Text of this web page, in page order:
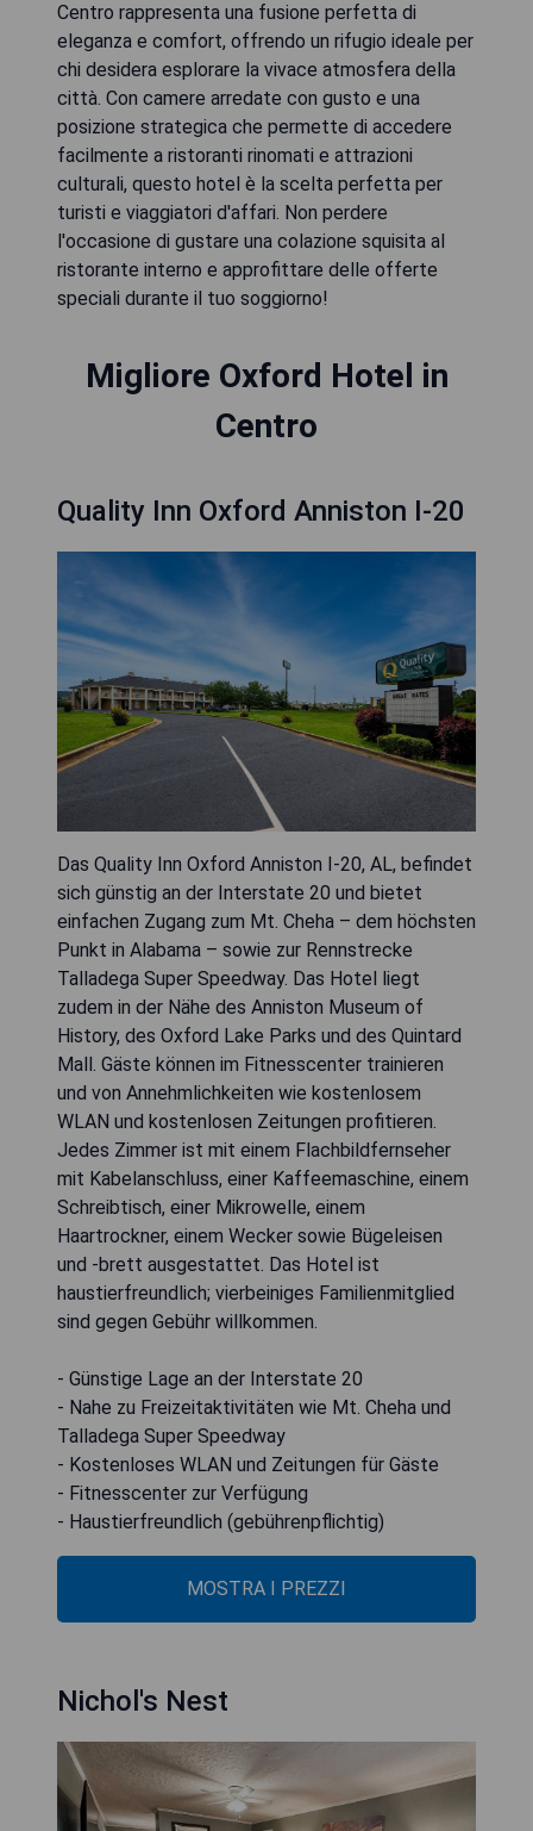
Centro rappresenta una fusione perfetta di
eleganza e comfort, offrendo un rifugio ideale per
chi desidera esplorare la vivace atmosfera della
città. Con camere arredate con gusto e una
posizione strategica che permette di accedere
facilmente a ristoranti rinomati e attrazioni
culturali, questo hotel è la scelta perfetta per
turisti e viaggiatori d'affari. Non perdere
l'occasione di gustare una colazione squisita al
ristorante interno e approfittare delle offerte
speciali durante il tuo soggiorno!
Migliore Oxford Hotel in
Centro
Quality Inn Oxford Anniston I-20
Das Quality Inn Oxford Anniston I-20, AL, befindet
sich günstig an der Interstate 20 und bietet
einfachen Zugang zum Mt. Cheha – dem höchsten
Punkt in Alabama – sowie zur Rennstrecke
Talladega Super Speedway. Das Hotel liegt
zudem in der Nähe des Anniston Museum of
History, des Oxford Lake Parks und des Quintard
Mall. Gäste können im Fitnesscenter trainieren
und von Annehmlichkeiten wie kostenlosem
WLAN und kostenlosen Zeitungen profitieren.
Jedes Zimmer ist mit einem Flachbildfernseher
mit Kabelanschluss, einer Kaffeemaschine, einem
Schreibtisch, einer Mikrowelle, einem
Haartrockner, einem Wecker sowie Bügeleisen
und -brett ausgestattet. Das Hotel ist
haustierfreundlich; vierbeiniges Familienmitglied
sind gegen Gebühr willkommen.
- Günstige Lage an der Interstate 20
- Nahe zu Freizeitaktivitäten wie Mt. Cheha und
Talladega Super Speedway
- Kostenloses WLAN und Zeitungen für Gäste
- Fitnesscenter zur Verfügung
- Haustierfreundlich (gebührenpflichtig)
MOSTRA I PREZZI
Nichol's Nest